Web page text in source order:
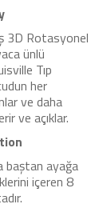
3D Rotasyonel
ünlü
Tıp
her
ve daha
ve açıklar.
baştan ayağa
içeren 8